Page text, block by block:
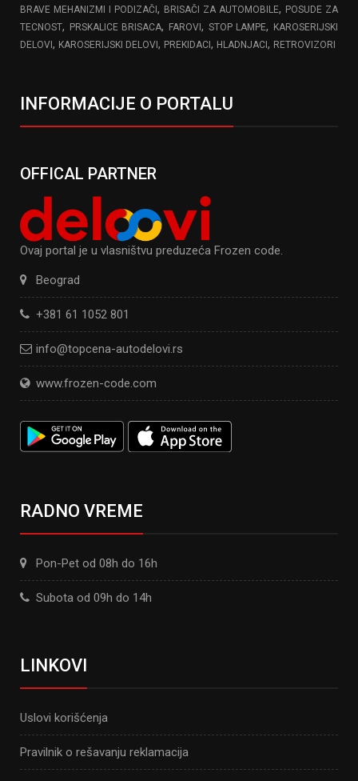
BRAVE MEHANIZMI I PODIZAČI, BRISAČI ZA AUTOMOBILE, POSUDE ZA
TECNOST, PRSKALICE BRISACA, FAROVI, STOP LAMPE, KAROSERIJSKI
DELOVI, KAROSERIJSKI DELOVI, PREKIDACI, HLADNJACI, RETROVIZORI
INFORMACIJE O PORTALU
OFFICAL PARTNER
Ovaj portal je u vlasništvu preduzeća Frozen code.
Beograd
+381 61 1052 801
info@topcena-autodelovi.rs
www.frozen-code.com
RADNO VREME
Pon-Pet od 08h do 16h
Subota od 09h do 14h
LINKOVI
Uslovi korišćenja
Pravilnik o rešavanju reklamacija